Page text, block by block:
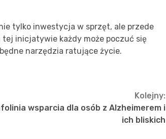
tylko inwestycja w sprzęt, ale przede
inicjatywie każdy może poczuć się
narzędzia ratujące życie.
Kolejny:
wsparcia dla osób z Alzheimerem i
ich bliskich